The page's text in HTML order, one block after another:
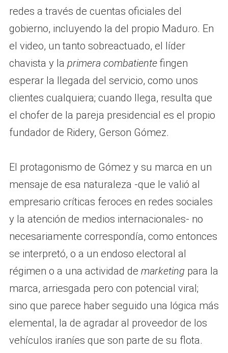
redes a través de cuentas oficiales del
gobierno, incluyendo la del propio Maduro. En
el video, un tanto sobreactuado, el líder
chavista y la primera combatientefingen
esperar la llegada del servicio, como unos
clientes cualquiera; cuando llega, resulta que
el chofer de la pareja presidencial es el propio
fundador de Ridery, Gerson Gómez.
El protagonismo de Gómez y su marca en un
mensaje de esa naturaleza -que le valió al
empresario críticas feroces en redes sociales
y la atención de medios internacionales- no
necesariamente correspondía, como entonces
se interpretó, o a un endoso electoral al
régimen o a una actividad de marketing para la
marca, arriesgada pero con potencial viral;
sino que parece haber seguido una lógica más
elemental, la de agradar al proveedor de los
vehículos iraníes que son parte de su flota.